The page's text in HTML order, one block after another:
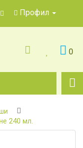
Профил
0
240 мл.